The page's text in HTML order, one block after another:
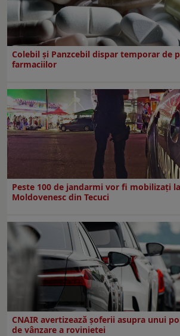
Colebil și Panzcebil dispar temporar de
farmaciilor
Peste 100 de jandarmi vor fi mobilizați
Moldovenesc din Tecuci
CNAIR avertizează șoferii asupra unui
de vânzare a rovinietei